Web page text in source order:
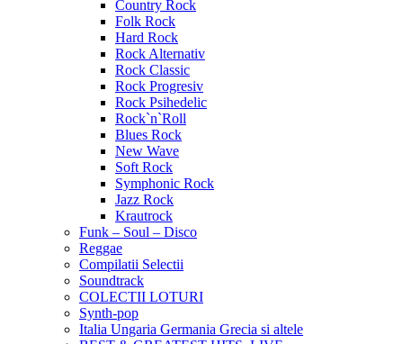
Country Rock
Folk Rock
Hard Rock
Rock Alternativ
Rock Classic
Rock Progresiv
Rock Psihedelic
Rock`n`Roll
Blues Rock
New Wave
Soft Rock
Symphonic Rock
Jazz Rock
Krautrock
Funk – Soul – Disco
Reggae
Compilatii Selectii
Soundtrack
COLECTII LOTURI
Synth-pop
Italia Ungaria Germania Grecia si altele